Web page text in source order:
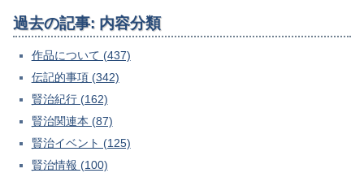
過去の記事: 内容分類
作品について (437)
伝記的事項 (342)
賢治紀行 (162)
賢治関連本 (87)
賢治イベント (125)
賢治情報 (100)